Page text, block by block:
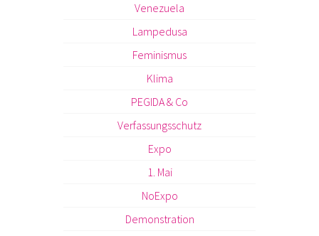
Venezuela
Lampedusa
Feminismus
Klima
PEGIDA & Co
Verfassungsschutz
Expo
1. Mai
NoExpo
Demonstration